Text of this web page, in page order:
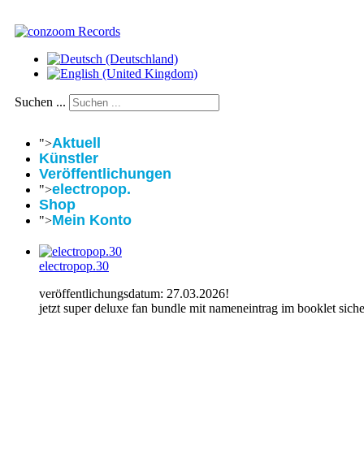
Suchen ...
">Aktuell
Künstler
Veröffentlichungen
">electropop.
Shop
">Mein Konto
electropop.30
veröffentlichungsdatum: 27.03.2026!
jetzt super deluxe fan bundle mit nameneintrag im booklet